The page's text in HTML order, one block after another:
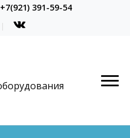
391-59-54